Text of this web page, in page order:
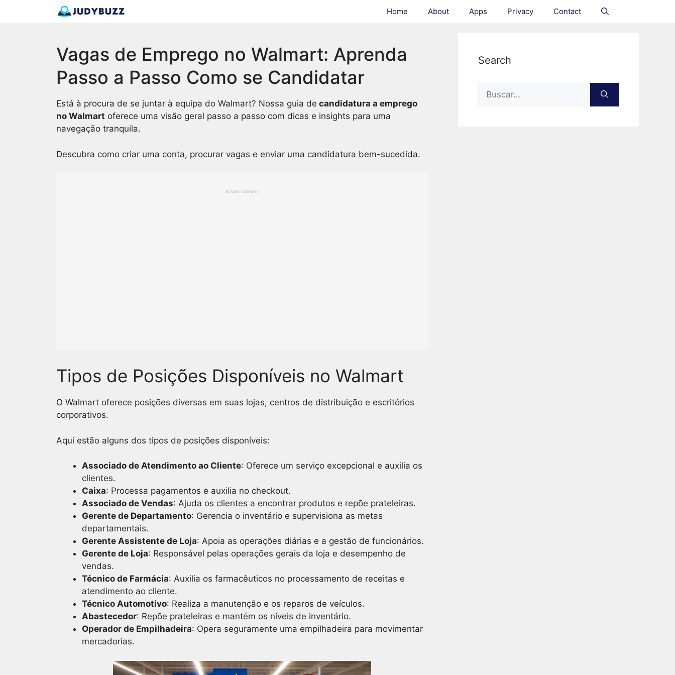
Home About Apps Privacy Contact
Vagas de Emprego no Walmart: Aprenda
Passo a Passo Como se Candidatar
Está à procura de se juntar à equipa do Walmart? Nossa guia de candidatura a emprego
no Walmart oferece uma visão geral passo a passo com dicas e insights para uma
navegação tranquila.
Descubra como criar uma conta, procurar vagas e enviar uma candidatura bem-sucedida.
ADVERTISEMENT
Tipos de Posições Disponíveis no Walmart
O Walmart oferece posições diversas em suas lojas, centros de distribuição e escritórios
corporativos.
Aqui estão alguns dos tipos de posições disponíveis:
Associado de Atendimento ao Cliente: Oferece um serviço excepcional e auxilia os
clientes.
Caixa: Processa pagamentos e auxilia no checkout.
Associado de Vendas: Ajuda os clientes a encontrar produtos e repõe prateleiras.
Gerente de Departamento: Gerencia o inventário e supervisiona as metas
departamentais.
Gerente Assistente de Loja: Apoia as operações diárias e a gestão de funcionários.
Gerente de Loja: Responsável pelas operações gerais da loja e desempenho de
vendas.
Técnico de Farmácia: Auxilia os farmacêuticos no processamento de receitas e
atendimento ao cliente.
Técnico Automotivo: Realiza a manutenção e os reparos de veículos.
Abastecedor: Repõe prateleiras e mantém os níveis de inventário.
Operador de Empilhadeira: Opera seguramente uma empilhadeira para movimentar
mercadorias.
Search
Search